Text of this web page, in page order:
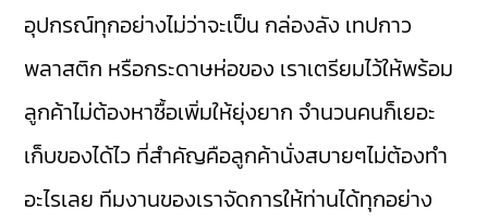
อุปกรณ์ทุกอย่างไม่ว่าจะเป็น กล่องลัง เทปกาว
พลาสติก หรือกระดาษห่อของ เราเตรียมไว้ให้พร้อม
ลูกค้าไม่ต้องหาซื้อเพิ่มให้ยุ่งยาก จำนวนคนก็เยอะ
เก็บของได้ไว ที่สำคัญคือลูกค้านั่งสบายๆไม่ต้องทำ
อะไรเลย ทีมงานของเราจัดการให้ท่านได้ทุกอย่าง